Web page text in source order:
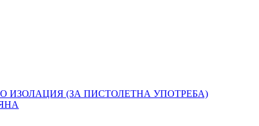
ИЗОЛАЦИЯ (ЗА ПИСТОЛЕТНА УПОТРЕБА)